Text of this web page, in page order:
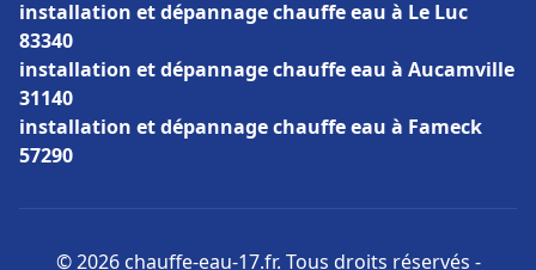
installation et dépannage chauffe eau à Le Luc
83340
installation et dépannage chauffe eau à Aucamville
31140
installation et dépannage chauffe eau à Fameck
57290
© 2026 chauffe-eau-17.fr. Tous droits réservés -